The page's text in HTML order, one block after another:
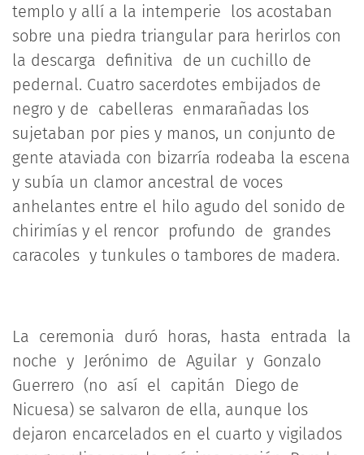
templo y allí a la intemperie los acostaban
sobre una piedra triangular para herirlos con
la descarga definitiva de un cuchillo de
pedernal. Cuatro sacerdotes embijados de
negro y de cabelleras enmarañadas los
sujetaban por pies y manos, un conjunto de
gente ataviada con bizarría rodeaba la escena
y subía un clamor ancestral de voces
anhelantes entre el hilo agudo del sonido de
chirimías y el rencor profundo de grandes
caracoles y tunkules o tambores de madera.
La ceremonia duró horas, hasta entrada la
noche y Jerónimo de Aguilar y Gonzalo
Guerrero (no así el capitán Diego de
Nicuesa) se salvaron de ella, aunque los
dejaron encarcelados en el cuarto y vigilados